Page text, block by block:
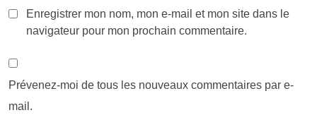
Enregistrer mon nom, mon e-mail et mon site dans le
navigateur pour mon prochain commentaire.
Prévenez-moi de tous les nouveaux commentaires par e-
mail.